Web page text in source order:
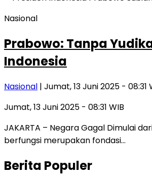
Nasional
Prabowo: Tanpa
Indonesia
Nasional | Jumat, 13 Juni 2025 - 08:31
Jumat, 13 Juni 2025 - 08:31 WIB
JAKARTA – Negara Gagal Dimulai
berfungsi merupakan fondasi…
Berita Populer